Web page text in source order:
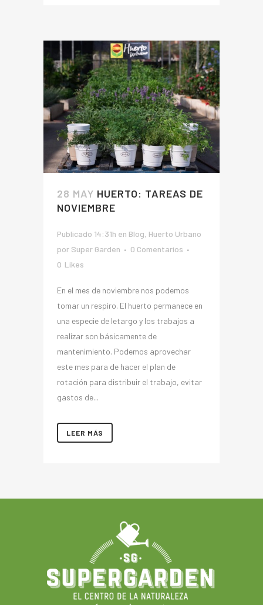
28 MAY HUERTO: TAREAS DE
NOVIEMBRE
Publicado 14:31h en Blog, Huerto Urbano
por Super Garden
0 Comentarios
0 Likes
En el mes de noviembre nos podemos
tomar un respiro. El huerto permanece en
una especie de letargo y los trabajos a
realizar son básicamente de
mantenimiento. Podemos aprovechar
este mes para de hacer el plan de
rotación para distribuir el trabajo, evitar
gastos de...
LEER MÁS